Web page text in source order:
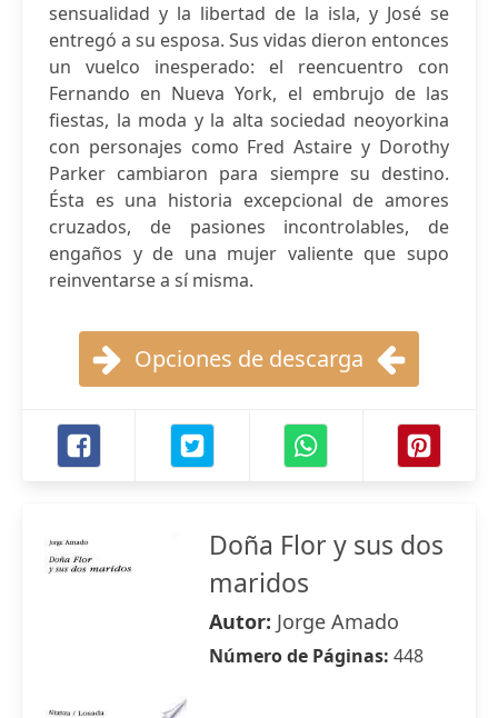
sensualidad y la libertad de la isla, y José se
entregó a su esposa. Sus vidas dieron entonces
un vuelco inesperado: el reencuentro con
Fernando en Nueva York, el embrujo de las
fiestas, la moda y la alta sociedad neoyorkina
con personajes como Fred Astaire y Dorothy
Parker cambiaron para siempre su destino.
Ésta es una historia excepcional de amores
cruzados, de pasiones incontrolables, de
engaños y de una mujer valiente que supo
reinventarse a sí misma.
Opciones de descarga
Doña Flor y sus dos
maridos
Autor: Jorge Amado
Número de Páginas: 448